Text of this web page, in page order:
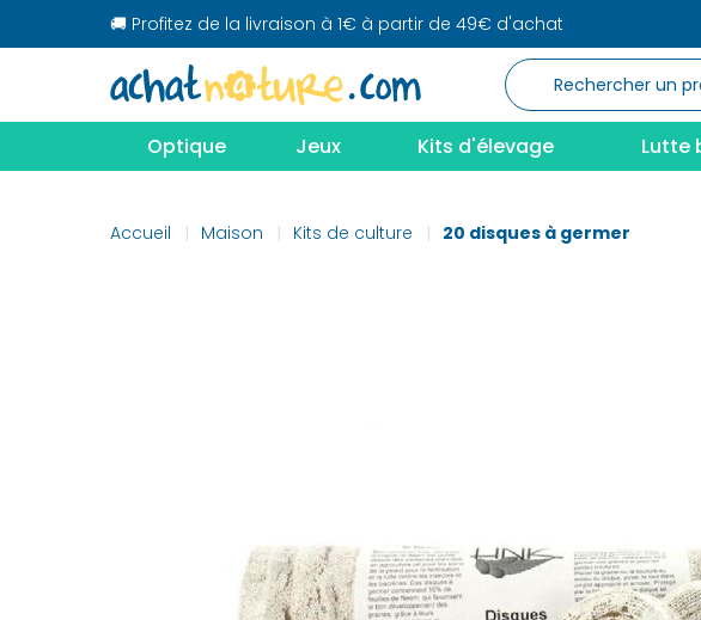
🚚 Profitez de la livraison à 1€ à partir de 49€ d'achat
Optique Jeux Kits d'élevage Lutte
Accueil Maison Kits de culture 20 disques à germer